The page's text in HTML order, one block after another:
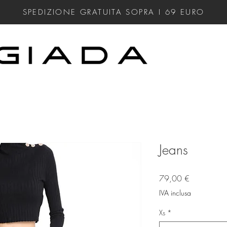
SPEDIZIONE GRATUITA SOPRA I 69 EURO
Jeans
79,00 €
IVA inclusa
Xs *